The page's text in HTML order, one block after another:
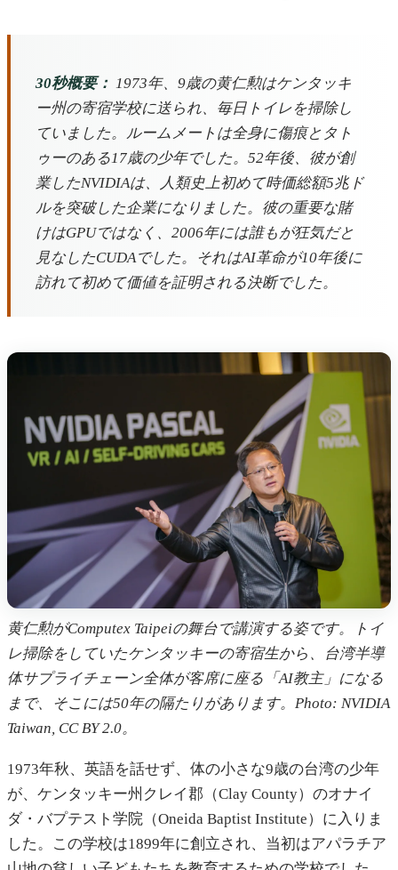
30秒概要： 1973年、9歳の黄仁勲はケンタッキ
ー州の寄宿学校に送られ、毎日トイレを掃除し
ていました。ルームメートは全身に傷痕とタト
ゥーのある17歳の少年でした。52年後、彼が創
業したNVIDIAは、人類史上初めて時価総額5兆ド
ルを突破した企業になりました。彼の重要な賭
けはGPUではなく、2006年には誰もが狂気だと
見なしたCUDAでした。それはAI革命が10年後に
訪れて初めて価値を証明される決断でした。
黄仁勲がComputex Taipeiの舞台で講演する姿です。トイ
レ掃除をしていたケンタッキーの寄宿生から、台湾半導
体サプライチェーン全体が客席に座る「AI教主」になる
まで、そこには50年の隔たりがあります。Photo: NVIDIA
Taiwan, CC BY 2.0。
1973年秋、英語を話せず、体の小さな9歳の台湾の少年
が、ケンタッキー州クレイ郡（Clay County）のオナイ
ダ・バプテスト学院（Oneida Baptist Institute）に入りま
した。この学校は1899年に創立され、当初はアパラチア